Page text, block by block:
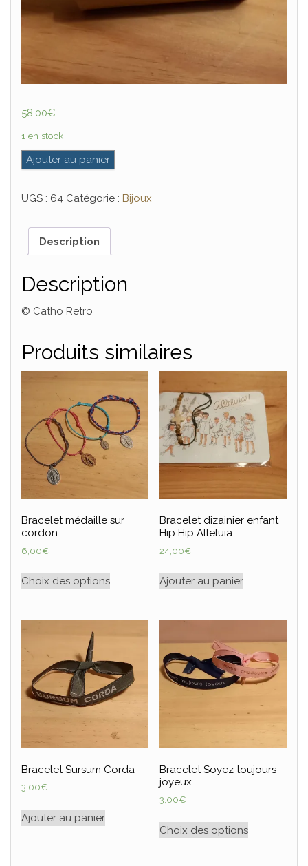
58,00€
1 en stock
quantité de Collier « Vertueux »
Ajouter au panier
UGS : 64 Catégorie : Bijoux
Description
Description
© Catho Retro
Produits similaires
Bracelet médaille sur
cordon
6,00€
Choix des options
Bracelet dizainier enfant
Hip Hip Alleluia
24,00€
Ajouter au panier
Bracelet Sursum Corda
3,00€
Ajouter au panier
Bracelet Soyez toujours
joyeux
3,00€
Choix des options